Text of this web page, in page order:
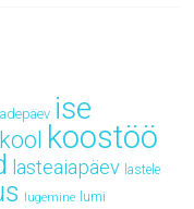
ise
kool koostöö
lasteaiapäev lastele
lugemine lumi